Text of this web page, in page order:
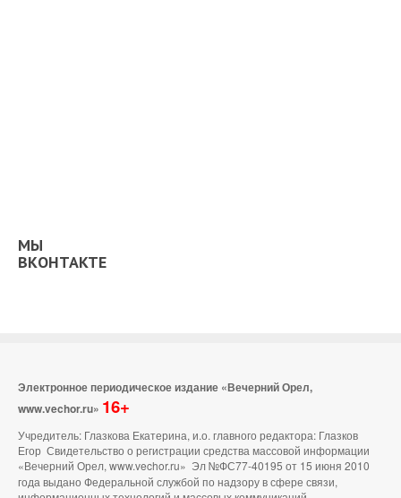
МЫ
ВКОНТАКТЕ
Электронное периодическое издание «Вечерний Орел,
www.vechor.ru» 16+
Учредитель: Глазкова Екатерина, и.о. главного редактора: Глазков
Егор Свидетельство о регистрации средства массовой информации
«Вечерний Орел, www.vechor.ru» Эл №ФС77-40195 от 15 июня 2010
года выдано Федеральной службой по надзору в сфере связи,